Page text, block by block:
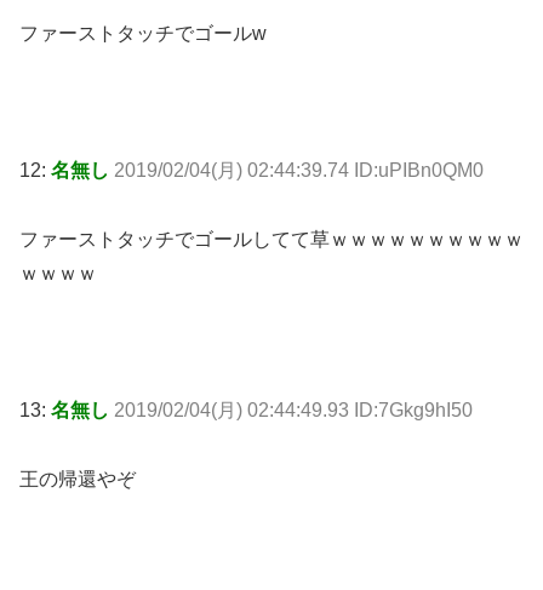
ファーストタッチでゴールw
12: 名無し 2019/02/04(月) 02:44:39.74 ID:uPIBn0QM0
ファーストタッチでゴールしてて草ｗｗｗｗｗｗｗｗｗｗ
ｗｗｗｗ
13: 名無し 2019/02/04(月) 02:44:49.93 ID:7Gkg9hI50
王の帰還やぞ